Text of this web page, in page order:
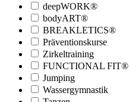
deepWORK®
bodyART®
BREAKLETICS®
Präventionskurse
Zirkeltraining
FUNCTIONAL FIT®
Jumping
Wassergymnastik